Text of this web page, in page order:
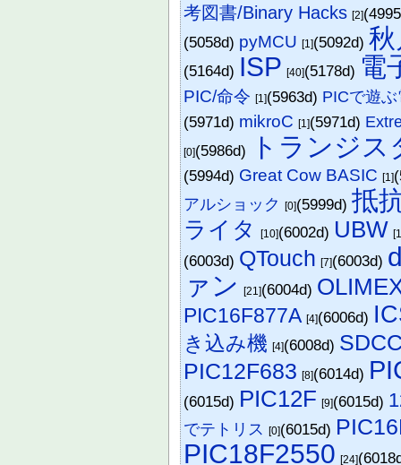
考図書/Binary Hacks [2]
(5058d) pyMCU [1](5092d)
(5164d) ISP [40](5178d) 電
PIC/命令 [1](5963d) PICで遊
(5971d) mikroC [1](5971d)
[0](5986d) トランジス
(5994d) Great Cow BASIC [1]
アルショック [0](5999d)抵
ライタ [10](6002d) UBW
(6003d) QTouch [7](6003d)
ァン [21](6004d)
PIC16F877A [4](6006d)
き込み機 [4](6008d)
PIC12F683 [8](6014d)
(6015d) PIC12F [9](6015d)
でテトリス [0](6015d)
PIC18F2550 [24]